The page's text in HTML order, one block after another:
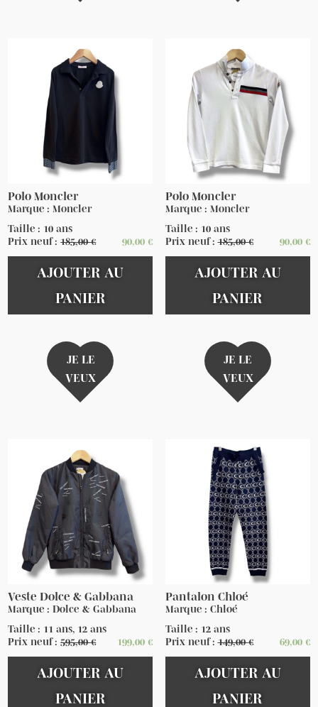
Polo Moncler
Marque : Moncler
Taille : 10 ans
Prix neuf :185,00€ 90,00 €
AJOUTER AU
PANIER
JE LE
VEUX
Polo Moncler
Marque : Moncler
Taille : 10 ans
Prix neuf :185,00€ 90,00 €
AJOUTER AU
PANIER
JE LE
VEUX
Veste Dolce & Gabbana
Marque : Dolce & Gabbana
Taille : 11 ans, 12 ans
Prix neuf :595,00€ 199,00 €
AJOUTER AU
PANIER
Pantalon Chloé
Marque : Chloé
Taille : 12 ans
Prix neuf :149,00€ 69,00 €
AJOUTER AU
PANIER